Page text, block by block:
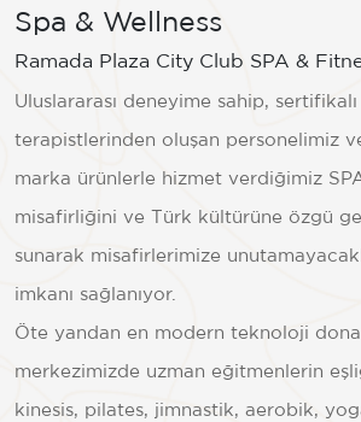
Spa & Wellness
Ramada Plaza City Club SPA &
Uluslararası deneyime sahip, sertifikalı
terapistlerinden oluşan personelimiz
marka ürünlerle hizmet verdiğimiz
misafirliğini ve Türk kültürüne özgü
sunarak misafirlerimize
imkanı sağlanıyor.
Öte yandan en modern teknoloji
merkezimizde uzman eğitmenlerin
kinesis, pilates, jimnastik, aerobik,